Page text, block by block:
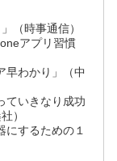
（時事通信）
アプリ習慣
早わかり」（中
ていきなり成功
）
にするための１